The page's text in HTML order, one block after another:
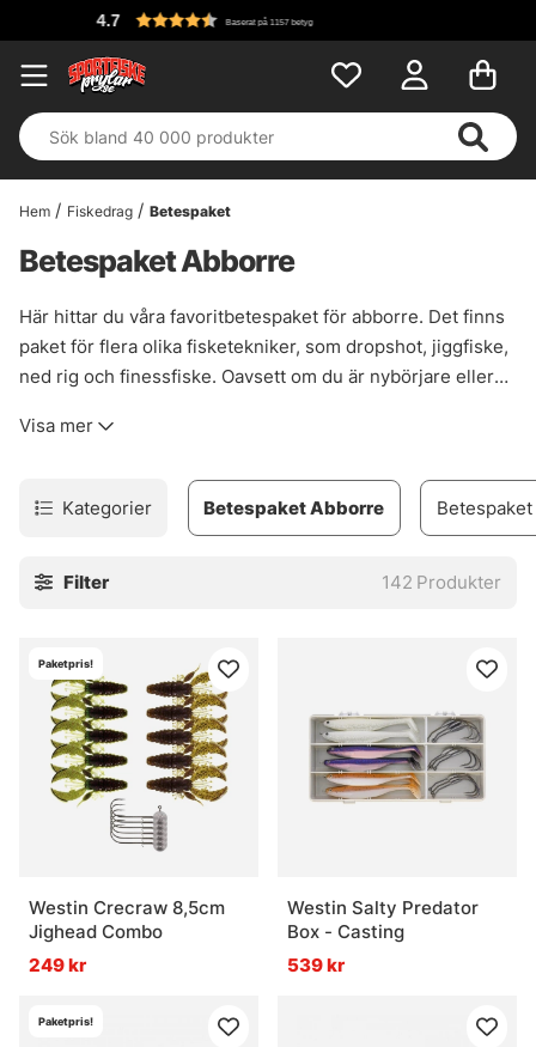
Hem Fiskedrag Betespaket
Betespaket Abborre
Här hittar du våra favoritbetespaket för abborre. Det finns
paket för flera olika fisketekniker, som dropshot, jiggfiske,
ned rig och finessfiske. Oavsett om du är nybörjare eller
abborrfiske!
Visa mer
Kategorier Betespaket Abborre
Filter 142 Produkter
Paketpris!
Westin Crecraw 8,5cm
Jighead Combo
249 kr
Westin Salty Predator
Box - Casting
539 kr
Paketpris!